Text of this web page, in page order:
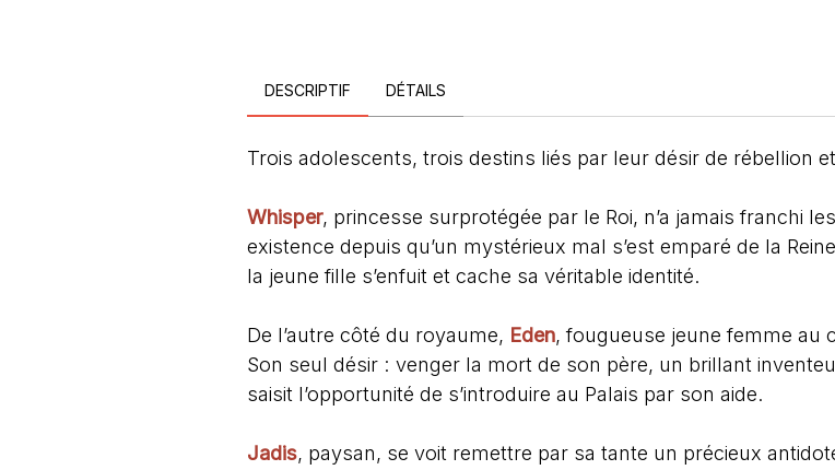
DESCRIPTIF DÉTAILS
Trois adolescents, trois destins liés par leur désir de rébellion
Whisper, princesse surprotégée par le Roi, n’a jamais franchi
existence depuis qu’un mystérieux mal s’est emparé de la
la jeune fille s’enfuit et cache sa véritable identité.
De l’autre côté du royaume, Eden, fougueuse jeune femme au
Son seul désir : venger la mort de son père, un brillant
saisit l’opportunité de s’introduire au Palais par son aide.
Jadis, paysan, se voit remettre par sa tante un précieux